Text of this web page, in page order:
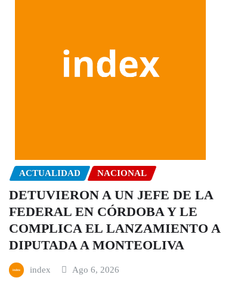
ACTUALIDAD NACIONAL
DETUVIERON A UN JEFE DE LA
FEDERAL EN CÓRDOBA Y LE
COMPLICA EL LANZAMIENTO A
DIPUTADA A MONTEOLIVA
index Ago 6, 2026